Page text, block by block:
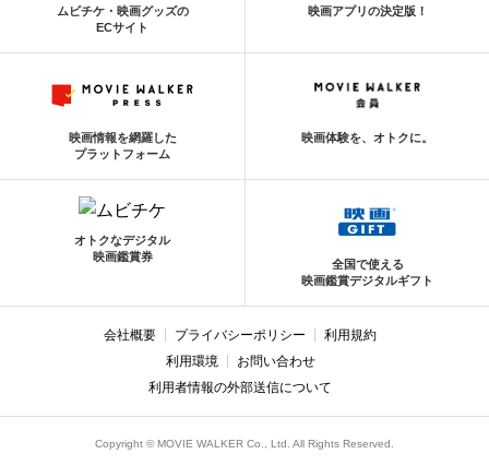
ムビチケ・映画グッズの
ECサイト
映画アプリの決定版！
映画情報を網羅した
プラットフォーム
映画体験を、オトクに。
オトクなデジタル
映画鑑賞券
全国で使える
映画鑑賞デジタルギフト
会社概要 プライバシーポリシー
利用規約
利用環境
お問い合わせ
利用者情報の外部送信について
Copyright © MOVIE WALKER Co., Ltd. All Rights Reserved.